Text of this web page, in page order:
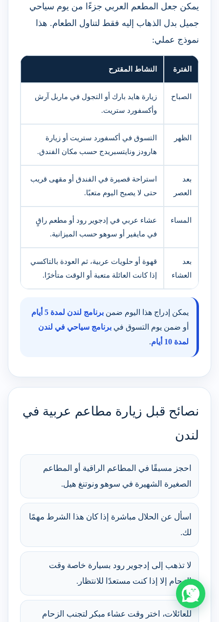
يمكن جعل المطعم العربي جزءًا من يوم سياحي
جميل بدل الذهاب إليه فقط لتناول الطعام. هذا
نموذج عملي:
الفترة النشاط المقترح
الصباح
زيارة هايد بارك أو التجول في ماربل آرش
وأكسفورد ستريت.
الظهر
التسوق في أكسفورد ستريت أو زيارة
هارودز ونايتسبريدج حسب مكان الفندق.
بعد
العصر
استراحة قصيرة في الفندق أو مقهى قريب
حتى لا يصبح اليوم متعبًا.
المساء
عشاء عربي في إدجوير رود أو مطعم راقٍ
في مايفير أو سوهو حسب الميزانية.
بعد
العشاء
قهوة أو حلويات عربية، ثم العودة بالتاكسي
إذا كانت العائلة متعبة أو الوقت متأخرًا.
يمكن إدراج هذا اليوم ضمن برنامج لندن لمدة 5 أيام
أو ضمن يوم التسوق في برنامج سياحي في لندن
لمدة 10 أيام
.
نصائح قبل زيارة مطاعم عربية في
لندن
احجز مسبقًا في المطاعم الراقية أو المطاعم
الصغيرة الشهيرة في سوهو ونوتنغ هيل.
اسأل عن الحلال مباشرة إذا كان هذا الشرط مهمًا
لك.
لا تذهب إلى إدجوير رود بسيارة خاصة وقت
الزحام إلا إذا كنت مستعدًا للانتظار.
للعائلات، اختر وقت عشاء مبكر لتجنب الزحام